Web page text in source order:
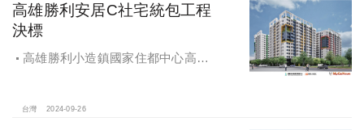
高雄勝利安居C社宅統包工程
決標
高雄勝利小造鎮國家住都中心高雄
台灣 2024-09-26